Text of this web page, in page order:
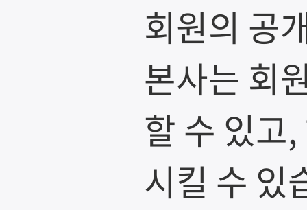
회원의 공
본사는 회
할 수 있고
시킬 수 있